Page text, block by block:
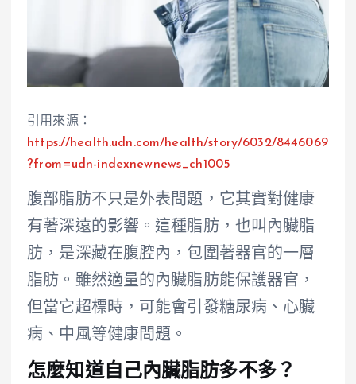
引用來源：
https://health.udn.com/health/story/6032/8446069
?from=udn-indexnewnews_ch1005
腹部脂肪不只是外表問題，它其實對健康
有著深遠的影響。這種脂肪，也叫內臟脂
肪，是深藏在腹腔內，包圍著器官的一層
脂肪。雖然適量的內臟脂肪能保護器官，
但當它超標時，可能會引發糖尿病、心臟
病、中風等健康問題。
怎麼知道自己內臟脂肪多不多？